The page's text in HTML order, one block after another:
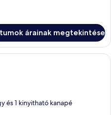
árainak megtekintése
Egy szállodai szoba, amelyben egy
és 1 kinyitható kanapé